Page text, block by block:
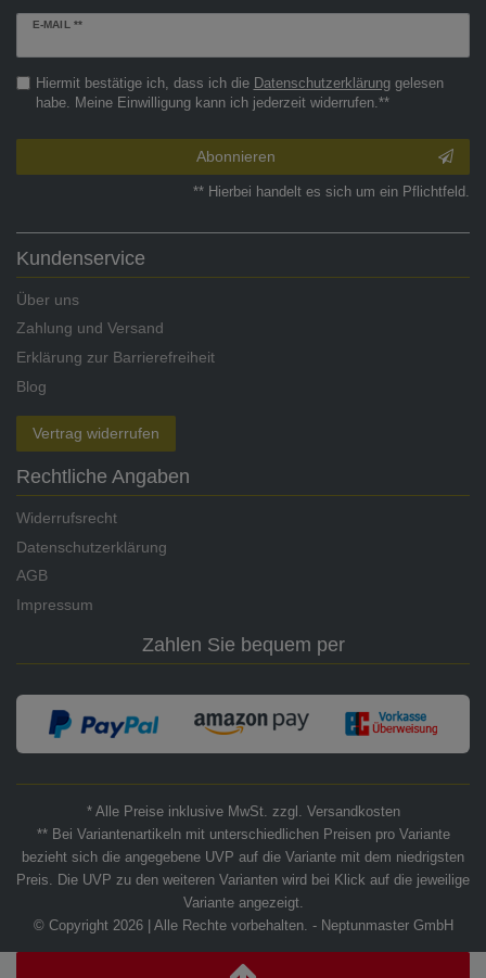
E-MAIL **
Newsletter
Hiermit bestätige ich, dass ich die Daten­schutz­erklärunggelesen
habe. Meine Einwilligung kann ich jederzeit widerrufen.**
Abonnieren
** Hierbei handelt es sich um ein Pflichtfeld.
Kundenservice
Über uns
Zahlung und Versand
Erklärung zur Barrierefreiheit
Blog
Vertrag widerrufen
Rechtliche Angaben
Widerrufsrecht
Datenschutzerklärung
AGB
Impressum
Zahlen Sie bequem per
* Alle Preise inklusive MwSt. zzgl. Versandkosten
** Bei Variantenartikeln mit unterschiedlichen Preisen pro Variante
bezieht sich die angegebene UVP auf die Variante mit dem niedrigsten
Preis. Die UVP zu den weiteren Varianten wird bei Klick auf die jeweilige
Variante angezeigt.
© Copyright 2026 | Alle Rechte vorbehalten. - Neptunmaster GmbH